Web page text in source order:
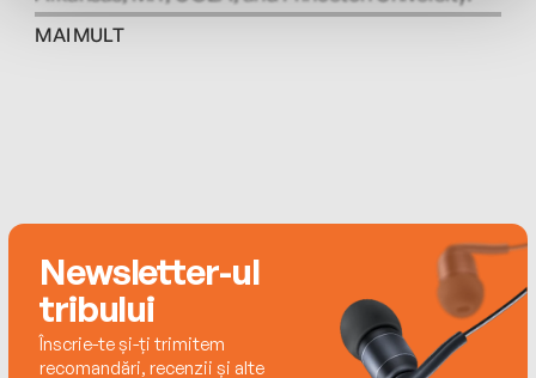
MAI MULT
Newsletter-ul
tribului
Înscrie-te și-ți trimitem
recomandări, recenzii și alte